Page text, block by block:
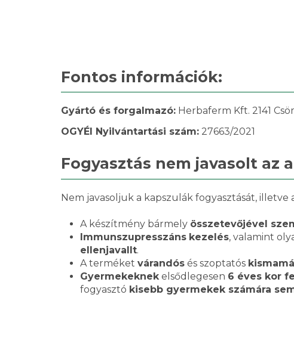
Fontos információk:
Gyártó és forgalmazó: Herbaferm Kft. 2141
OGYÉI Nyilvántartási szám: 27663/2021
Fogyasztás nem javasolt az
Nem javasoljuk a kapszulák fogyasztását,
A készítmény bármely összetevőjével
Immunszupresszáns kezelés, valamint
ellenjavallt.
A terméket várandós és szoptatós
Gyermekeknekelsődlegesen 6 éves kor
fogyasztó kisebb gyermekek számára